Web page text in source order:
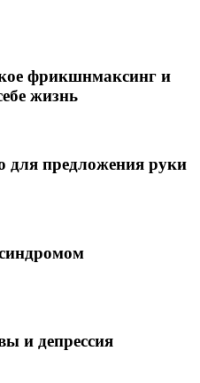
фрикшнмаксинг и
жизнь
для предложения руки
и депрессия